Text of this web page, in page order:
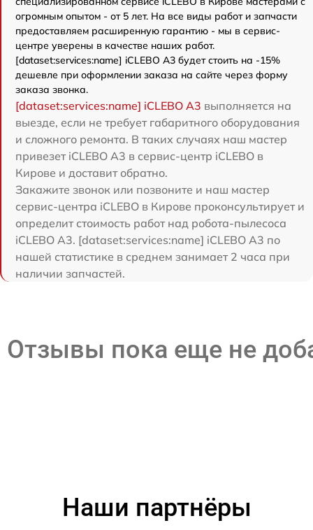
огромным опытом - от 5 лет. На все виды работ и запчасти
предоставляем расширенную гарантию - мы в сервис-
центре уверены в качестве наших работ.
[dataset:services:name] iCLEBO A3 будет стоить на -15%
дешевле при оформлении заказа на сайте через форму
заказа звонка.
[dataset:services:name] iCLEBO A3 выполняется на
выезде, если не требует габаритного оборудования
и сложного ремонта. В таких случаях наш мастер
привезет iCLEBO A3 в сервис-центр iCLEBO в
Кирове и доставит обратно.
Закажите звонок или позвоните и наш мастер
сервис-центра iCLEBO в Кирове проконсультирует и
определит стоимость работ над робота-пылесоса
iCLEBO A3. [dataset:services:name] iCLEBO A3 по
нашей статистике в среднем занимает 2 часа при
наличии запчастей.
Отзывы пока еще не
Наши партнёры